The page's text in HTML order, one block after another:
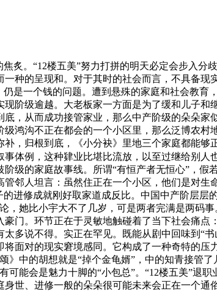
。“12楼五美”努力打拼的明天必定会步入分歧
种的呈现和。对于其时的社会而言，不具备
是一个钱的问题。遭到悬殊的家庭和社会教
阶级逾越。大老板家一方面是为了缓和儿子和
，从而成功接管家业，那么中产阶级的朵朵
鸿沟不正在都会的一个小区里，那么泛博农
，归根到底，《小分袂》里地三个家庭都能
事体例，这种肄业比堪比流放，以至过继给别
级的家庭故事线。所谓“有恒产者无恒心”，
邻人坦言：虽然住正在一个小区，他们是对
进修成就刚好取家道成反比。中国中产阶层
，她比小宇大不了几岁，可是两者完满是两码
门。环节正在于灵敏地触碰着了当下社会痛
多说不得。实正在罕见。既能从剧中回味到“
面对的现实窘境感同。它构成了一种奇特的
中的胡想就是“掉个金龟婿”，中的知青接管
能会是魅力十脚的“小包总”。“12楼五美”退
世、进修一般的朵朵很可能未来会正在一个